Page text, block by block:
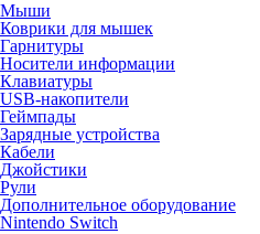
Мыши
Коврики для мышек
Гарнитуры
Носители информации
Клавиатуры
USB-накопители
Геймпады
Зарядные устройства
Кабели
Джойстики
Рули
Дополнительное оборудование
Nintendo Switch